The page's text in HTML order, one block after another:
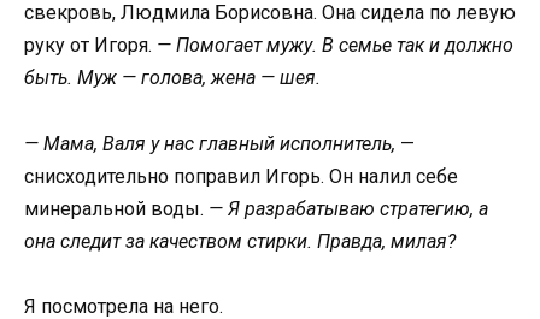
свекровь, Людмила Борисовна. Она сидела по левую
руку от Игоря. — Помогает мужу. В семье так и должно
быть. Муж — голова, жена — шея.
— Мама, Валя у нас главный исполнитель, —
снисходительно поправил Игорь. Он налил себе
минеральной воды. — Я разрабатываю стратегию, а
она следит за качеством стирки. Правда, милая?
Я посмотрела на него.